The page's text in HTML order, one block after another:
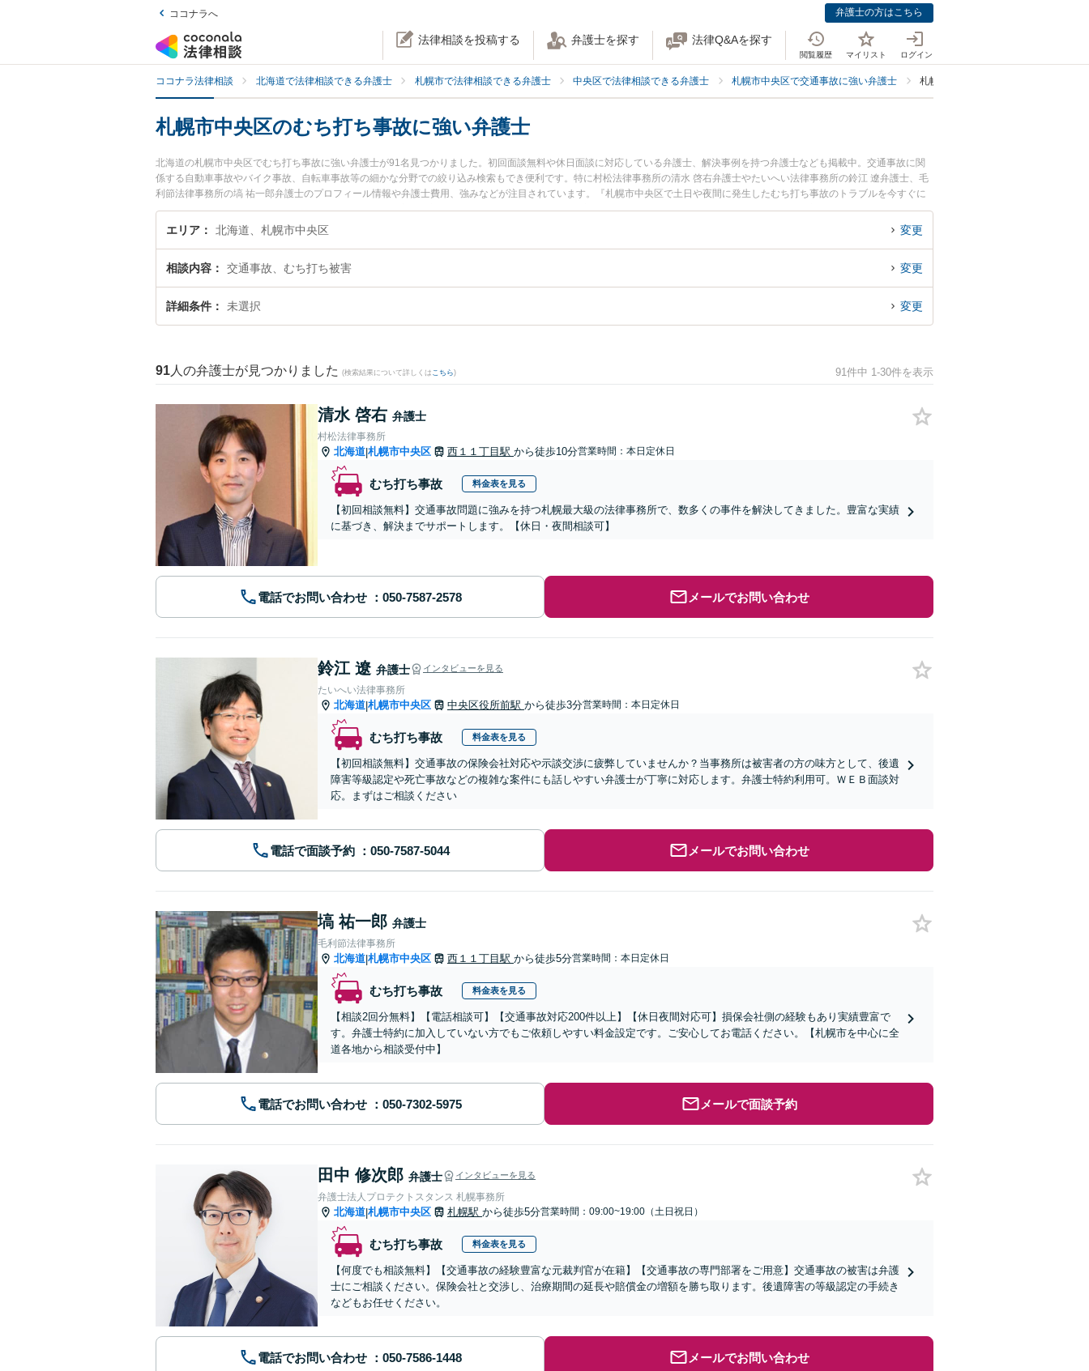
ココナラへ 弁護士の方はこちら
法律相談を投稿する 弁護士を探す 法律Q&Aを探す
閲覧履歴 マイリスト ログイン
ココナラ法律相談 北海道で法律相談できる弁護士 札幌市で法律相談できる弁護士 中央区で法律相談できる弁護士 札幌市中央区で交通事故に強い弁護士 札幌市中央区でむち打ち被害に強い弁
札幌市中央区のむち打ち事故に強い弁護士
北海道の札幌市中央区でむち打ち事故に強い弁護士が91名見つかりました。初回面談無料や休日面談に対応している弁護士、解決事例を持つ弁護士なども掲載中。交通事故に関
係する自動車事故やバイク事故、自転車事故等の細かな分野での絞り込み検索もでき便利です。特に村松法律事務所の清水 啓右弁護士やたいへい法律事務所の鈴江 遼弁護士、毛
利節法律事務所の塙 祐一郎弁護士のプロフィール情報や弁護士費用、強みなどが注目されています。『札幌市中央区で土日や夜間に発生したむち打ち事故のトラブルを今すぐに
弁護士に相談したい』『むち打ち事故のトラブル解決の実績豊富な近くの弁護士を検索したい』『初回相談無料でむち打ち事故を法律相談できる札幌市中央区内の弁護士に相談予
約したい』などでお困りの相談者さんにおすすめです。
エリア 北海道、札幌市中央区 変更
相談内容 交通事故、むち打ち被害 変更
詳細条件 未選択 変更
91 人の弁護士が見つかりました (検索結果について詳しくは こちら) 91件中 1-30件を表示
清水 啓右 弁護士
村松法律事務所
北海道|札幌市中央区 西１１丁目駅 から徒歩10分営業時間：本日定休日
むち打ち事故 料金表を見る
【初回相談無料】交通事故問題に強みを持つ札幌最大級の法律事務所で、数多くの事件を解決してきました。豊富な実績
に基づき、解決までサポートします。【休日・夜間相談可】
電話でお問い合わせ メールでお問い合わせ
鈴江 遼 弁護士 インタビューを見る
たいへい法律事務所
北海道|札幌市中央区 中央区役所前駅 から徒歩3分営業時間：本日定休日
むち打ち事故 料金表を見る
【初回相談無料】交通事故の保険会社対応や示談交渉に疲弊していませんか？当事務所は被害者の方の味方として、後遺
障害等級認定や死亡事故などの複雑な案件にも話しやすい弁護士が丁寧に対応します。弁護士特約利用可。ＷＥＢ面談対
応。まずはご相談ください
電話で面談予約 メールでお問い合わせ
塙 祐一郎 弁護士
毛利節法律事務所
北海道|札幌市中央区 西１１丁目駅 から徒歩5分営業時間：本日定休日
むち打ち事故 料金表を見る
【相談2回分無料】【電話相談可】【交通事故対応200件以上】【休日夜間対応可】損保会社側の経験もあり実績豊富で
す。弁護士特約に加入していない方でもご依頼しやすい料金設定です。ご安心してお電話ください。【札幌市を中心に全
道各地から相談受付中】
電話でお問い合わせ メールで面談予約
田中 修次郎 弁護士 インタビューを見る
弁護士法人プロテクトスタンス 札幌事務所
北海道|札幌市中央区 札幌駅 から徒歩5分営業時間：09:00~19:00（土日祝日）
むち打ち事故 料金表を見る
【何度でも相談無料】【交通事故の経験豊富な元裁判官が在籍】【交通事故の専門部署をご用意】交通事故の被害は弁護
士にご相談ください。保険会社と交渉し、治療期間の延長や賠償金の増額を勝ち取ります。後遺障害の等級認定の手続き
などもお任せください。
電話でお問い合わせ メールでお問い合わせ